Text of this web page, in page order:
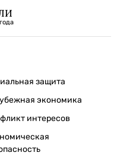
защита
экономика
интересов